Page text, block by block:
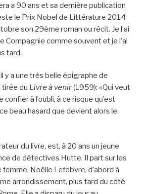
a 90 ans et sa dernière publication
le Prix Nobel de Littérature 2014
son 29ème roman ou récit. Je l’ai
Compagnie comme souvent et je l’ai
tard.
y a une très belle épigraphe de
tirée du Livre à venir(1959): «Qui veut
à l’oubli, à ce risque qu’est
ce beau hasard que devient alors le
du livre, est, à 20 ans un jeune
de détectives Hutte. Il part sur les
femme, Noëlle Lefebvre, d’abord à
arrondissement, plus tard du côté